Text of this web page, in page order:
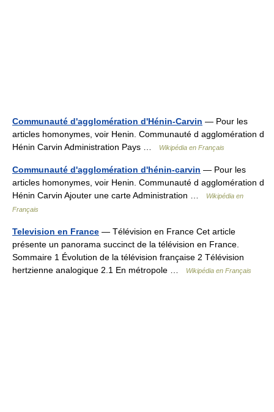
Communauté d'agglomération d'Hénin-Carvin — Pour les
articles homonymes, voir Henin. Communauté d agglomération d
Hénin Carvin Administration Pays …
Wikipédia en Français
Communauté d'agglomération d'hénin-carvin — Pour les
articles homonymes, voir Henin. Communauté d agglomération d
Hénin Carvin Ajouter une carte Administration …
Wikipédia en
Français
Television en France — Télévision en France Cet article
présente un panorama succinct de la télévision en France.
Sommaire 1 Évolution de la télévision française 2 Télévision
hertzienne analogique 2.1 En métropole …
Wikipédia en Français